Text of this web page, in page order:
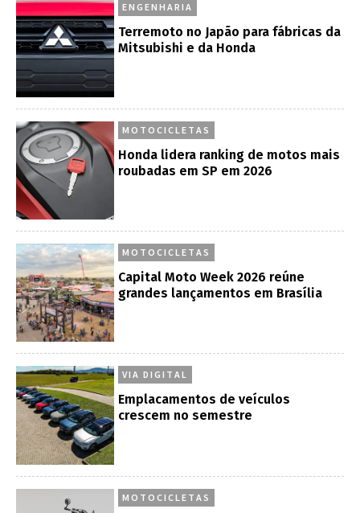
ENGENHARIA
Terremoto no Japão para fábricas da
Mitsubishi e da Honda
MOTOCICLETAS
Honda lidera ranking de motos mais
roubadas em SP em 2026
MOTOCICLETAS
Capital Moto Week 2026 reúne
grandes lançamentos em Brasília
VIA DIGITAL
Emplacamentos de veículos
crescem no semestre
MOTOCICLETAS